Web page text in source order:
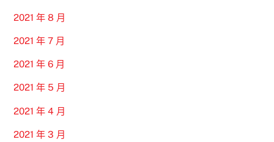
2021 年 8 月
2021 年 7 月
2021 年 6 月
2021 年 5 月
2021 年 4 月
2021 年 3 月